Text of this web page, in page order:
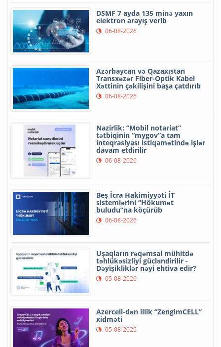
DSMF 7 ayda 135 minə yaxın
elektron arayış verib
06-08-2026
Azərbaycan və Qazaxıstan
Transxəzər Fiber-Optik Kabel
Xəttinin çəkilişini başa çatdırıb
06-08-2026
Nazirlik: “Mobil notariat”
tətbiqinin “mygov”a tam
inteqrasiyası istiqamətində işlər
davam etdirilir
06-08-2026
Beş İcra Hakimiyyəti İT
sistemlərini “Hökumət
buludu”na köçürüb
06-08-2026
Uşaqların rəqəmsal mühitdə
təhlükəsizliyi gücləndirilir -
Dəyişikliklər nəyi ehtiva edir?
05-08-2026
Azercell-dən illik “ZengimCELL”
xidməti
05-08-2026